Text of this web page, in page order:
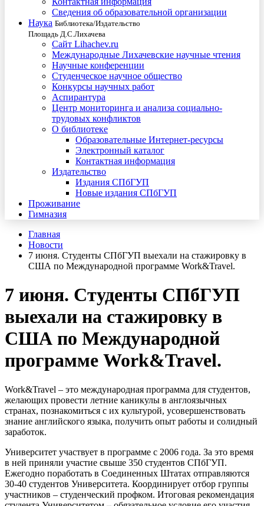
Сведения об образовательной организации
Наука Библиотека/Издательство
Площадь Д.С.Лихачева
Сайт Lihachev.ru
Международные Лихачевские научные чтения
Научные конференции
Студенческое научное общество
Конкурсы научных работ
Аспирантура
Центр мониторинга и анализа социально-
трудовых конфликтов
О библиотеке
Образовательные Интернет-ресурсы
Электронный каталог
Контактная информация
Издательство
Издания СПбГУП
Новые издания СПбГУП
Проживание
Гимназия
Главная
Новости
7 июня. Студенты СПбГУП выехали на стажировку в
США по Международной программе Work&Travel.
7 июня. Студенты СПбГУП
выехали на стажировку в
США по Международной
программе Work&Travel.
Work&Travel – это международная программа для студентов,
желающих провести летние каникулы в англоязычных
странах, познакомиться с их культурой, усовершенствовать
знание английского языка, получить опыт работы и солидный
заработок.
Университет участвует в программе с 2006 года. За это время
в ней приняли участие свыше 350 студентов СПбГУП.
Ежегодно поработать в Соединенных Штатах отправляются
30-40 студентов Университета. Координирует отбор группы
участников – студенческий профком. Итоговая рекомендация